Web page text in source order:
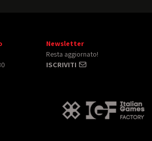
Newsletter
Resta aggiornato!
ISCRIVITI